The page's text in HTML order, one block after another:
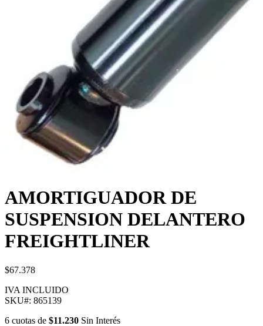
AMORTIGUADOR DE
SUSPENSION DELANTERO
FREIGHTLINER
$67.378
IVA INCLUIDO
SKU#: 865139
6 cuotas de $11.230 Sin Interés